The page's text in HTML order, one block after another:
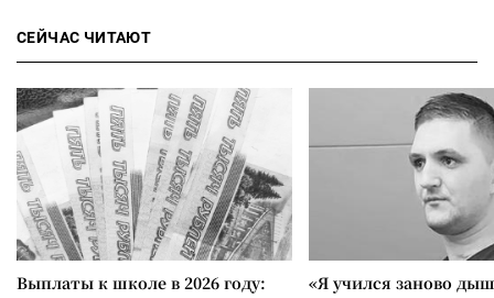
СЕЙЧАС ЧИТАЮТ
Выплаты к школе в 2026 году:
«Я учился заново